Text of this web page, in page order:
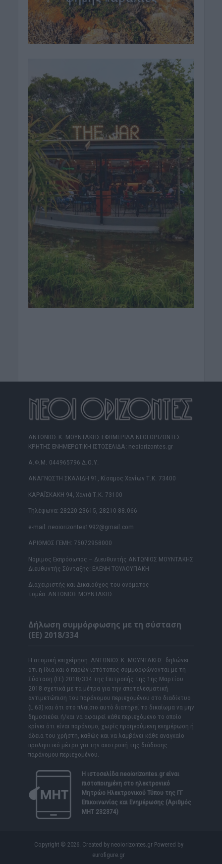
ΑΝΤΩΝΙΟΣ Κ. ΜΟΥΝΤΑΚΗΣ ΕΦΗΜΕΡΙΔΑ ΝΕΟΙ ΟΡΙΖΟΝΤΕΣ
ΚΡΗΤΗΣ ΕΝΗΜΕΡΩΤΙΚΗ ΙΣΤΟΣΕΛΙΔΑ: neoiorizontes.gr
Α.Φ.Μ. 044965796 Δ.Ο.Υ.
ΑΝΑΓΝΩΣΤΗ ΣΚΑΛΙΔΗ 91, Κίσαμος Χανίων Τ.Κ. 73400
ΚΑΡΑΪΣΚΑΚΗ 94, Χανιά Τ.Κ. 73100
Τηλέφωνα: 28220 23615, 28210 88.066
e-mail: neoiorizontes1992@gmail.com
ΑΡΙΘΜΟΣ ΓΕΜΗ: 75072958000
Νόμιμος Εκπρόσωπος – Διευθυντής ΑΝΤΩΝΙΟΣ ΜΟΥΝΤΑΚΗΣ
Διευθυντής Σύνταξης: ΕΛΕΝΗ ΤΟΥΛΟΥΠΑΚΗ
Διαχειριστής και Δικαιούχος του ονόματος
τομέα: ΑΝΤΩΝΙΟΣ ΜΟΥΝΤΑΚΗΣ
Δήλωση συμμόρφωσης με τη σύσταση
(ΕΕ) 2018/334
Η ατομική επιχείρηση ΑΝΤΩΝΙΟΣ Κ. ΜΟΥΝΤΑΚΗΣ δηλώνει
ότι η ίδια και ο παρών ιστότοπος συμμορφώνονται με τη
Σύσταση (ΕΕ) 2018/334 της Επιτροπής της 1ης Μαρτίου
2018 σχετικά με τα μέτρα για την αποτελεσματική
αντιμετώπιση του παράνομου περιεχομένου στο διαδίκτυο
(L 63) και ότι στο πλαίσιο αυτό διατηρεί το δικαίωμα να μην
δημοσιεύει ή/και να αφαιρεί κάθε περιεχόμενο το οποίο
κρίνει ότι είναι παράνομο, χωρίς προηγούμενη ενημέρωση ή
άδεια του χρήστη, καθώς και να λαμβάνει κάθε αναγκαίο
προληπτικό μέτρο για την αποτροπή της διάδοσης
παράνομου περιεχομένου.
Η ιστοσελίδα neoiorizontes.grείναι
πιστοποιημένη στο ηλεκτρονικό
Μητρώο Ηλεκτρονικού Τύπου της ΓΓ
Επικοινωνίας και Ενημέρωσης (Αριθμός
ΜΗΤ 232374)
Copyright © 2026. Created by neoiorizontes.gr Powered by
eurofigure.gr